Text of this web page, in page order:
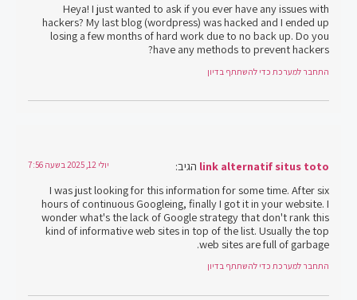
Heya! I just wanted to ask if you ever have any issues with
hackers? My last blog (wordpress) was hacked and I ended up
losing a few months of hard work due to no back up. Do you
have any methods to prevent hackers?
התחבר למערכת כדי להשתתף בדיון
link alternatif situs toto הגיב: יולי 12, 2025 בשעה 7:56
I was just looking for this information for some time. After six
hours of continuous Googleing, finally I got it in your website. I
wonder what's the lack of Google strategy that don't rank this
kind of informative web sites in top of the list. Usually the top
web sites are full of garbage.
התחבר למערכת כדי להשתתף בדיון